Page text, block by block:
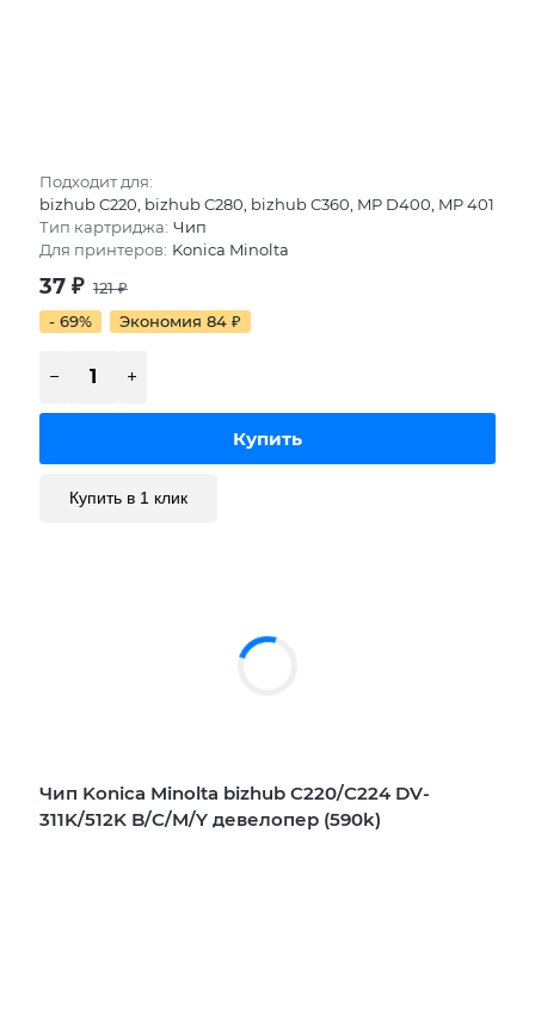
Подходит для:
bizhub C220, bizhub C280, bizhub C360, MP D400, MP 401
Тип картриджа: Чип
Для принтеров: Konica Minolta
37 ₽ 121₽
- 69%
Экономия 84 ₽
Купить в 1 клик
Чип Konica Minolta bizhub C220/C224 DV-
311K/512K B/C/M/Y девелопер (590k)